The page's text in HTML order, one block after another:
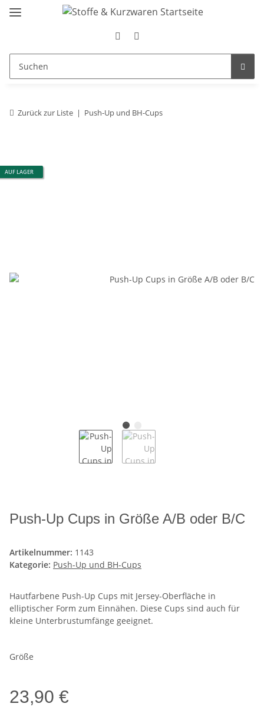
Zurück zur Liste Push-Up und BH-Cups
AUF LAGER
Push-Up Cups in Größe A/B oder B/C
Artikelnummer: 1143
Kategorie: Push-Up und BH-Cups
Hautfarbene Push-Up Cups mit Jersey-Oberfläche in
elliptischer Form zum Einnähen. Diese Cups sind auch für
kleine Unterbrustumfänge geeignet.
Größe
23,90 €